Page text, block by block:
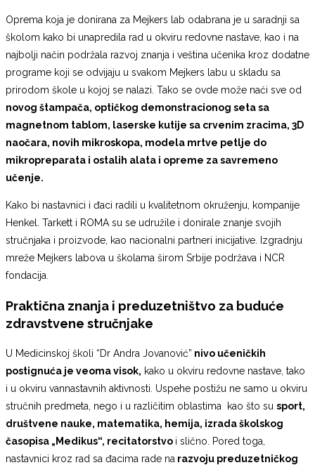
Oprema koja je donirana za Mejkers lab odabrana je u saradnji sa
školom kako bi unapredila rad u okviru redovne nastave, kao i na
najbolji način podržala razvoj znanja i veština učenika kroz dodatne
programe koji se odvijaju u svakom Mejkers labu u skladu sa
prirodom škole u kojoj se nalazi. Tako se ovde može naći sve od
novog štampača, optičkog demonstracionog seta sa
magnetnom tablom, laserske kutije sa crvenim zracima, 3D
naočara, novih mikroskopa, modela mrtve petlje do
mikropreparata i ostalih alata i opreme za savremeno
učenje.
Kako bi nastavnici i đaci radili u kvalitetnom okruženju, kompanije
Henkel. Tarkett i ROMA su se udružile i donirale znanje svojih
stručnjaka i proizvode, kao nacionalni partneri inicijative. Izgradnju
mreže Mejkers labova u školama širom Srbije podržava i NCR
fondacija.
Praktična znanja i preduzetništvo za buduće
zdravstvene stručnjake
U Medicinskoj školi “Dr Andra Jovanović” nivo učeničkih
postignuća je veoma visok, kako u okviru redovne nastave, tako
i u okviru vannastavnih aktivnosti. Uspehe postižu ne samo u okviru
stručnih predmeta, nego i u različitim oblastima kao što su sport,
društvene nauke, matematika, hemija, izrada školskog
časopisa „Medikus“, recitatorstvo i slično. Pored toga,
nastavnici kroz rad sa đacima rade na razvoju preduzetničkog